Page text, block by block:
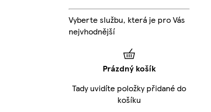
Vyberte službu, která je pro Vás
nejvhodnější
Prázdný košík
Tady uvidíte položky přidané do
košíku